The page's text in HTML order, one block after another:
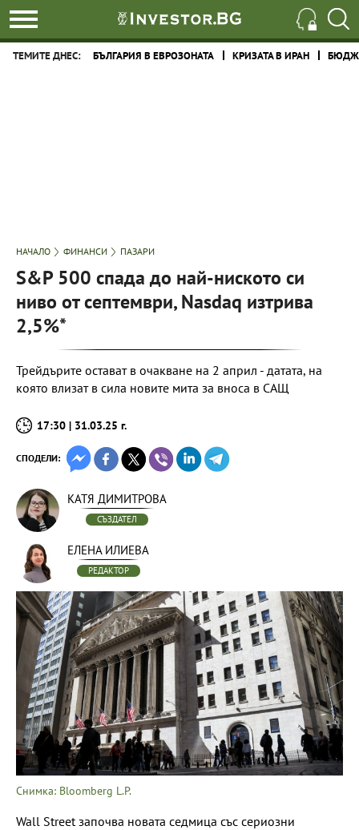
ТЕМИТЕ ДНЕС: БЪЛГАРИЯ В ЕВРОЗОНАТА КРИЗАТА В ИРАН
НАЧАЛО ФИНАНСИ ПАЗАРИ
S&P 500 спада до най-ниското си
ниво от септември, Nasdaq изтрива
2,5%*
Трейдърите остават в очакване на 2 април - датата, на
която влизат в сила новите мита за вноса в САЩ
17:30 | 31.03.25 г.
СПОДЕЛИ:
КАТЯ ДИМИТРОВА
СЪЗДАТЕЛ
ЕЛЕНА ИЛИЕВА
РЕДАКТОР
Снимка: Bloomberg L.P.
Wall Street започва новата седмица със сериозни